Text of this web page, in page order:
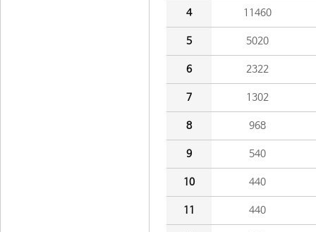
4 11460
5 5020
6 2322
7 1302
8 968
9 540
10 440
11 440